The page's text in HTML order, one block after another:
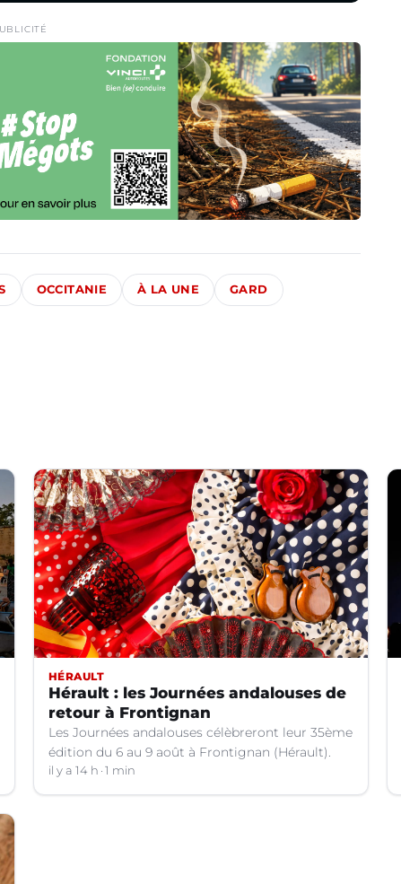
OCCITANIE À LA UNE GARD
HÉRAULT
Hérault : les Journées andalouses de
retour à Frontignan
Les Journées andalouses célèbreront leur 35ème
édition du 6 au 9 août à Frontignan (Hérault).
il y a 14 h 1 min